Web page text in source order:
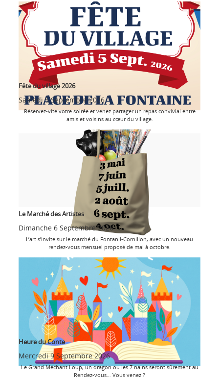
Fête du village 2026
Samedi 5 Septembre 2026
Réservez-vite votre soirée et venez partager un repas convivial entre
amis et voisins au cœur du village.
Le Marché des Artistes
Dimanche 6 Septembre 2026
L’art s’invite sur le marché du Fontanil-Cornillon, avec un nouveau
rendez-vous mensuel proposé de mai à octobre.
Heure du Conte
Mercredi 9 Septembre 2026
Le Grand Méchant Loup, un dragon ou les 7 nains seront sûrement au
Rendez-vous… Vous venez ?